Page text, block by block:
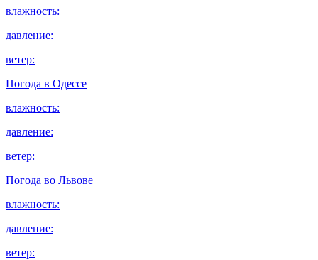
влажность:
давление:
ветер:
Погода в Одессе
влажность:
давление:
ветер:
Погода во Львове
влажность:
давление:
ветер: